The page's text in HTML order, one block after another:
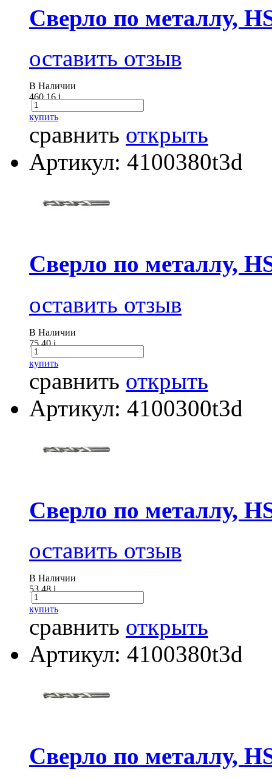
Сверло по металлу,
оставить отзыв
В Наличии
460.16i
купить
сравнить открыть
Артикул: 4100380t3d
Сверло по металлу,
оставить отзыв
В Наличии
75.40i
купить
сравнить открыть
Артикул: 4100300t3d
Сверло по металлу,
оставить отзыв
В Наличии
53.48i
купить
сравнить открыть
Артикул: 4100380t3d
Сверло по металлу,